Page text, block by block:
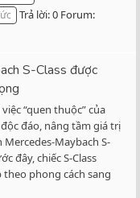
Trả lời: 0 Forum:
S-Class được
“quen thuộc” của
đáo, nâng tầm giá trị
Maybach S-
đây, chiếc S-Class
phong cách sang